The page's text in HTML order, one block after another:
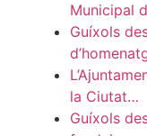
Municipal
Guíxols
la Ciutat…
Guíxols